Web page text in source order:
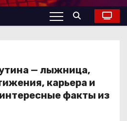
— лыжница,
карьера и
факты из